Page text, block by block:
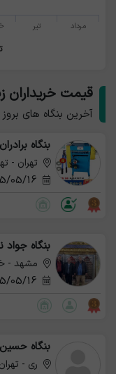
تیر مرداد
قیمت خریداران
آخرین بنگاه های
بنگاه
تهران -
05/05/16
بنگاه
مشهد -
05/05/16
بنگاه
ری - تهران